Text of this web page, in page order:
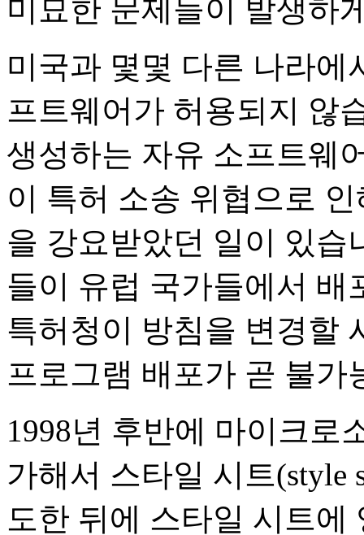
미묘한 문제들이 발생하
미국과 몇몇 다른 나라에
프트웨어가 허용되지 않
생성하는 자유 소프트웨
이 특허 소송 위협으로
을 강요받았던 일이 있습
들이 유럽 국가들에서 배
특허청이 방침을 변경할
프로그램 배포가 곧 불가
1998년 후반에 마이크로
가해서 스타일 시트(style
도한 뒤에 스타일 시트에